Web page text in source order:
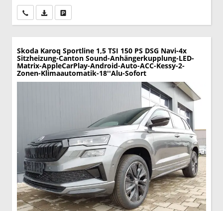
Wir rufen Sie anPDF-Datei, Fahrzeugexposé drucken
Skoda Karoq Sportline 1,5 TSI 150 PS DSG Navi-4x
Sitzheizung-Canton Sound-Anhängerkupplung-LED-
Matrix-AppleCarPlay-Android-Auto-ACC-Kessy-2-
Zonen-Klimaautomatik-18''Alu-Sofort